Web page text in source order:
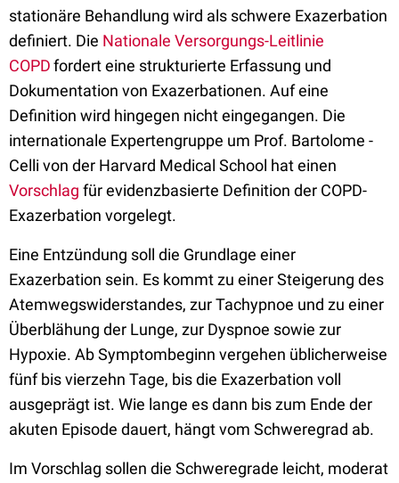
stationäre Behandlung wird als schwere Exazerbation
definiert. Die Nationale Versorgungs-Leitlinie
COPDfordert eine strukturierte Erfassung und
Dokumentation von Exazerbationen. Auf eine
Definition wird hingegen nicht eingegangen. Die
internationale Expertengruppe um Prof. Bartolome­ ­
Celli von der Harvard Medical School hat einen
Vorschlag für evidenzbasierte Definition der COPD-
Exazerbation vorgelegt.
Eine Entzündung soll die Grundlage einer
Exazerbation sein. Es kommt zu einer Steigerung des
Atemwegswiderstandes, zur Tachypnoe und zu einer
Überblähung der Lunge, zur Dyspnoe sowie zur
Hypoxie. Ab Symptombeginn vergehen üblicherweise
fünf bis vierzehn Tage, bis die Exazerbation voll
ausgeprägt ist. Wie lange es dann bis zum Ende der
akuten Episode dauert, hängt vom Schweregrad ab.
Im Vorschlag sollen die Schweregrade leicht, moderat